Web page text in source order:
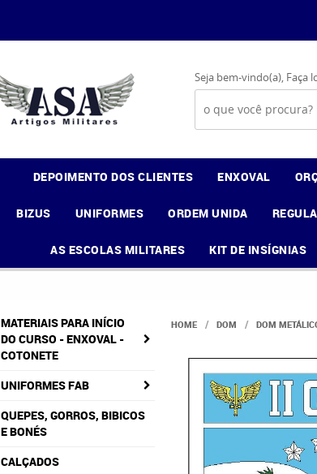
Seja bem-vindo(a), Faça
DEPOIMENTO DOS CLIENTES ENXOVAL
BIZUS UNIFORMES ORDEM UNIDA
AS ESCOLAS MILITARES KIT DE INSÍGNIAS
MATERIAIS PARA INÍCIO
DO CURSO - ENXOVAL -
COTONETE
UNIFORMES FAB
QUEPES, GORROS, BIBICOS
E BONÉS
CALÇADOS
HOME DOM DOM